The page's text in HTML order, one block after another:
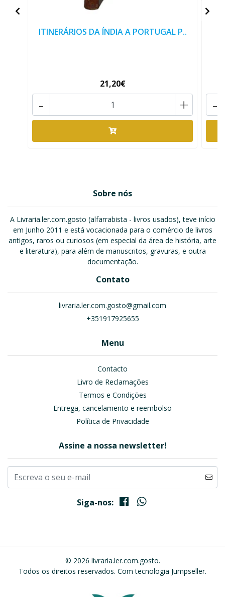
ITINERÁRIOS DA ÍNDIA A PORTUGAL P..
21,20€
+
- -
Sobre nós
A Livraria.ler.com.gosto (alfarrabista - livros usados), teve início
em Junho 2011 e está vocacionada para o comércio de livros
antigos, raros ou curiosos (em especial da área de história, arte
e literatura), para além de manuscritos, gravuras, e outra
documentação.
Contato
livraria.ler.com.gosto@gmail.com
+351917925655
Menu
Contacto
Livro de Reclamações
Termos e Condições
Entrega, cancelamento e reembolso
Política de Privacidade
Assine a nossa newsletter!
Siga-nos:
© 2026 livraria.ler.com.gosto.
Todos os direitos reservados. Com tecnologia Jumpseller.